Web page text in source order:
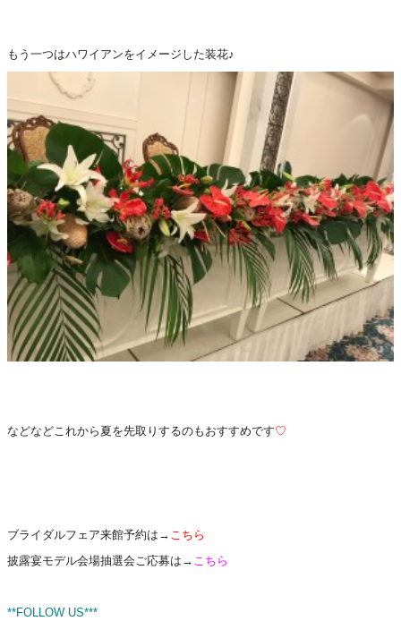
もう一つはハワイアンをイメージした装花♪
などなどこれから夏を先取りするのもおすすめです♡
ブライダルフェア来館予約は→ こちら
披露宴モデル会場抽選会ご応募は→ こちら
**FOLLOW US***